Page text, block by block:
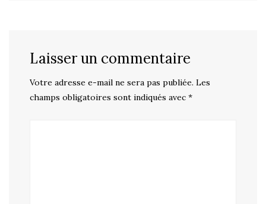
Laisser un commentaire
Votre adresse e-mail ne sera pas publiée. Les
champs obligatoires sont indiqués avec *